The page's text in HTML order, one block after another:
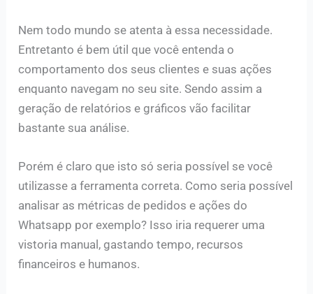
Nem todo mundo se atenta à essa necessidade.
Entretanto é bem útil que você entenda o
comportamento dos seus clientes e suas ações
enquanto navegam no seu site. Sendo assim a
geração de relatórios e gráficos vão facilitar
bastante sua análise.
Porém é claro que isto só seria possível se você
utilizasse a ferramenta correta. Como seria possível
analisar as métricas de pedidos e ações do
Whatsapp por exemplo? Isso iria requerer uma
vistoria manual, gastando tempo, recursos
financeiros e humanos.